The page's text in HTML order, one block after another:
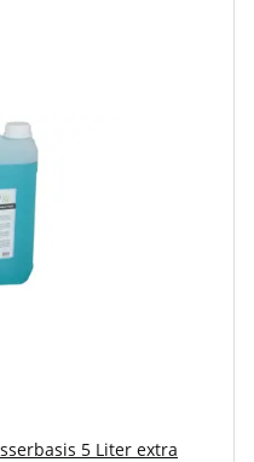
5 Liter extra